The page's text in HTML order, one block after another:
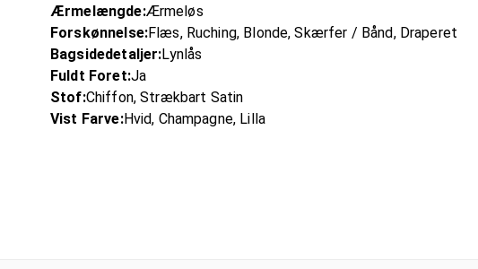
Ærmelængde:Ærmeløs
Forskønnelse:Flæs, Ruching, Blonde, Skærfer / Bånd, Draperet
Bagsidedetaljer:Lynlås
Fuldt Foret:Ja
Stof:Chiffon, Strækbart Satin
Vist Farve:Hvid, Champagne, Lilla